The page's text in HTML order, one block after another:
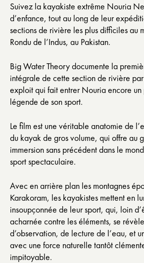
Suivez la kayakiste extrême Nouria
d’enfance, tout au long de leur
sections de rivière les plus difficiles au
Rondu de l’Indus, au Pakistan.
Big Water Theory documente la
intégrale de cette section de rivière
exploit qui fait entrer Nouria encore un
légende de son sport.
Le film est une véritable anatomie de
du kayak de gros volume, qui offre au
immersion sans précédent dans le
sport spectaculaire.
Avec en arrière plan les montagnes
Karakoram, les kayakistes mettent en
insoupçonnée de leur sport, qui, loin
acharnée contre les éléments, se
d’observation, de lecture de l’eau, et
avec une force naturelle tantôt
impitoyable.